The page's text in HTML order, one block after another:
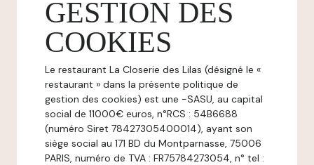
GESTION DES
COOKIES
Le restaurant La Closerie des Lilas (désigné le «
restaurant » dans la présente politique de
gestion des cookies) est une -SASU, au capital
social de 11000€ euros, n°RCS : 54B6688
(numéro Siret 78427305400014), ayant son
siège social au 171 BD du Montparnasse, 75006
PARIS, numéro de TVA : FR75784273054, n° tel :